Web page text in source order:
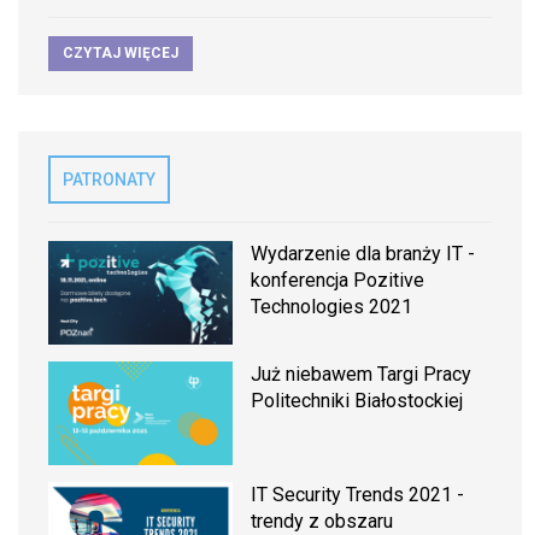
CZYTAJ WIĘCEJ
PATRONATY
Wydarzenie dla branży IT -
konferencja Pozitive
Technologies 2021
Już niebawem Targi Pracy
Politechniki Białostockiej
IT Security Trends 2021 -
trendy z obszaru